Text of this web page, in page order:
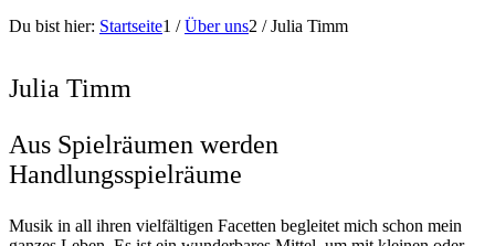
Du bist hier: Startseite1 / Über uns2 / Julia Timm
Julia Timm
Aus Spielräumen werden
Handlungsspielräume
Musik in all ihren vielfältigen Facetten begleitet mich schon mein